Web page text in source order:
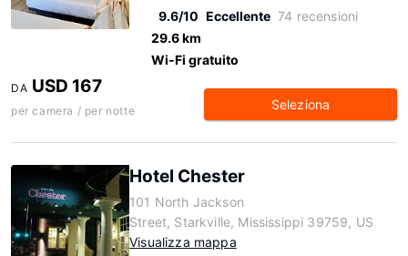
9.6/10 Eccellente 74 recensioni
29.6 km
Wi-Fi gratuito
DA USD 167
per camera / per notte Seleziona
Hotel Chester
101 North Jackson
Street, Starkville, Mississippi 39759, US
Visualizza mappa